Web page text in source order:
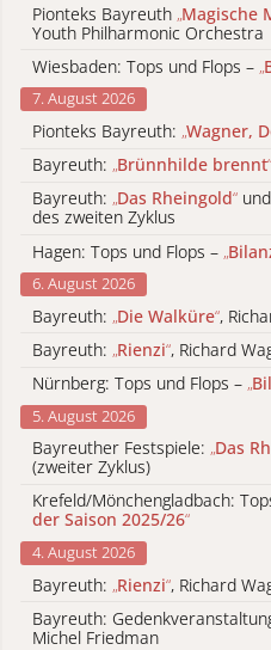
Pionteks Bayreuth „Magische
Youth Philharmonic Orchestra
Wiesbaden: Tops und Flops – „
7. August 2026
Pionteks Bayreuth: „Wagner,
Bayreuth: „Brünnhilde brennt“
Bayreuth: „Das Rheingold“ und
des zweiten Zyklus
Hagen: Tops und Flops – „
6. August 2026
Bayreuth: „Die Walküre“,
Bayreuth: „Rienzi“, Richard
Nürnberg: Tops und Flops – „
5. August 2026
Bayreuther Festspiele: „Das
(zweiter Zyklus)
Krefeld/Mönchengladbach:
der Saison 2025/26“
4. August 2026
Bayreuth: „Rienzi“, Richard
Bayreuth:
Michel Friedman